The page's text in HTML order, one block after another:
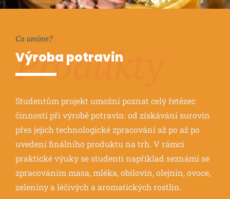
Produkty
Co umíme?
Výroba potravin
Studentům projekt umožní poznat celý řetězec
činností při výrobě potravin: od získávání surovin
přes jejich technologické zpracování až po až po
uvedení finálního produktu na trh. V rámci
praktické výuky se studenti například seznámí se
zpracováním masa, mléka, obilovin, olejnin, ovoce,
zeleniny a léčivých a aromatických rostlin.